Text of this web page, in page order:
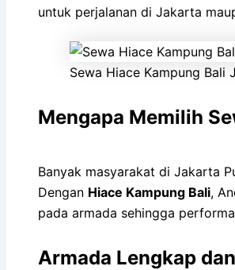
untuk perjalanan di Jakarta
Sewa Hiace Kampung Bali
Mengapa Memilih
Banyak masyarakat di Jakarta
Dengan Hiace Kampung Bali,
pada armada sehingga
Armada Lengkap